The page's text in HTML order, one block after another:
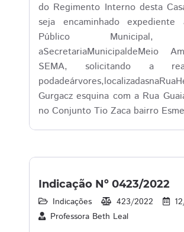
do Regimento Interno desta
seja encaminhado expediente
Público Municipal,
aSecretariaMunicipaldeMeio
SEMA, solicitando a
Gurgacz esquina com a Rua
no Conjunto Tio Zaca bairro
Indicação Nº 0423/2022
Indicações 423/2022
Professora Beth Leal